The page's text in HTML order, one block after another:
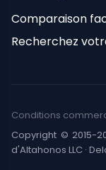
Comparaison
Recherchez
Copyright © 2015-
d'Altahonos LLC ·
Conditions